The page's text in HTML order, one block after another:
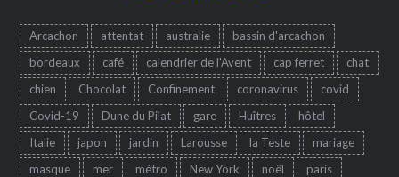
Arcachon attentat australie
bassin d'arcachon
bordeaux
café calendrier de l'Avent cap ferret
chat
chien
Chocolat Confinement coronavirus
covid
Covid-19
Dune du Pilat gare Huîtres
hôtel
Italie
japon jardin Larousse la Teste
mariage
masque
mer métro New York noêl
paris